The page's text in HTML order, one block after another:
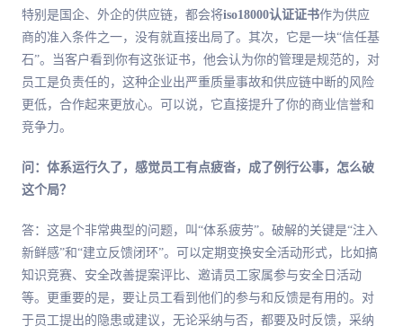
特别是国企、外企的供应链，都会将iso18000认证证书作为供应
商的准入条件之一，没有就直接出局了。其次，它是一块“信任基
石”。当客户看到你有这张证书，他会认为你的管理是规范的，对
员工是负责任的，这种企业出严重质量事故和供应链中断的风险
更低，合作起来更放心。可以说，它直接提升了你的商业信誉和
竞争力。
问：体系运行久了，感觉员工有点疲沓，成了例行公事，怎么破
这个局？
答：这是个非常典型的问题，叫“体系疲劳”。破解的关键是“注入
新鲜感”和“建立反馈闭环”。可以定期变换安全活动形式，比如搞
知识竞赛、安全改善提案评比、邀请员工家属参与安全日活动
等。更重要的是，要让员工看到他们的参与和反馈是有用的。对
于员工提出的隐患或建议，无论采纳与否，都要及时反馈，采纳